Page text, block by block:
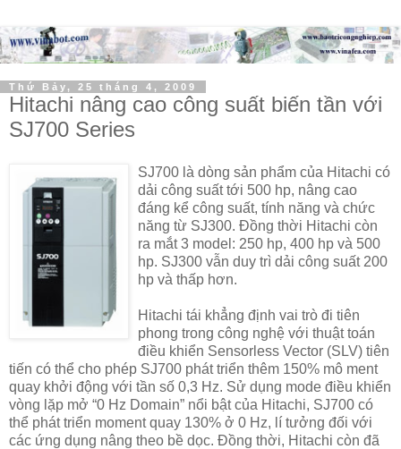
Thứ Bảy, 25 tháng 4, 2009
Hitachi nâng cao công suất biến tần với
SJ700 Series
SJ700 là dòng sản phẩm của Hitachi có
dải công suất tới 500 hp, nâng cao
đáng kể công suất, tính năng và chức
năng từ SJ300. Đồng thời Hitachi còn
ra mắt 3 model: 250 hp, 400 hp và 500
hp. SJ300 vẫn duy trì dải công suất 200
hp và thấp hơn.
Hitachi tái khẳng định vai trò đi tiên
phong trong công nghệ với thuật toán
điều khiển Sensorless Vector (SLV) tiên
tiến có thể cho phép SJ700 phát triển thêm 150% mô ment
quay khởi động với tần số 0,3 Hz. Sử dụng mode điều khiển
vòng lặp mở “0 Hz Domain” nổi bật của Hitachi, SJ700 có
thể phát triển moment quay 130% ở 0 Hz, lí tưởng đối với
các ứng dụng nâng theo bề dọc. Đồng thời, Hitachi còn đã